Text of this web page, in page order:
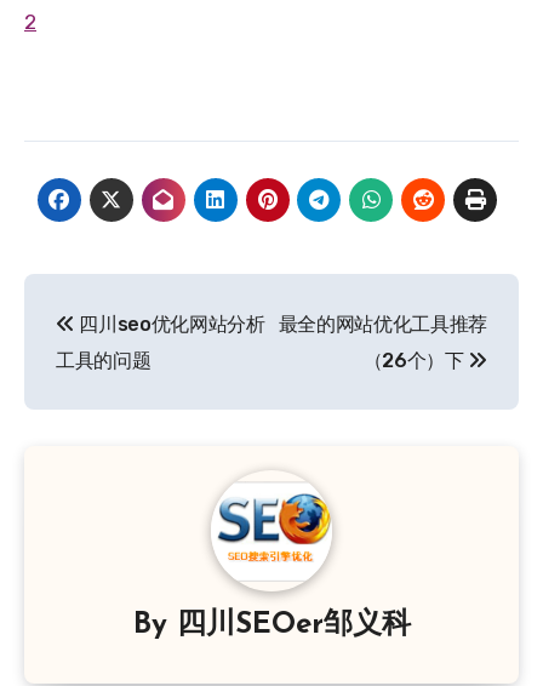
2
章
导
四川seo优化网站分析
工具的问题
最全的网站优化工具推荐
（26个）下
By 四川SEOer邹义科